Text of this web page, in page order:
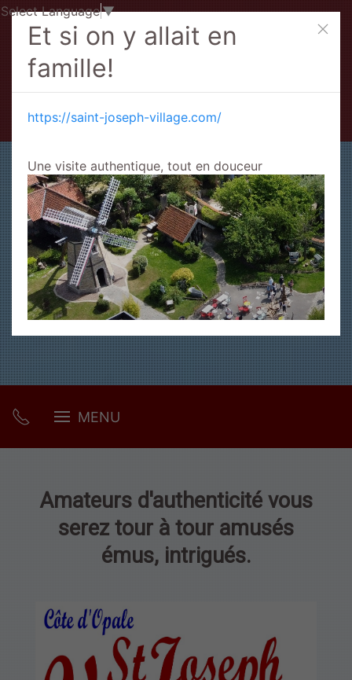
Select Language▼
MENU
Amateurs d'authenticité vous
serez tour à tour amusés
émus, intrigués.
Et si on y allait en
famille!
https://saint-joseph-village.com/
Une visite authentique, tout en douceur